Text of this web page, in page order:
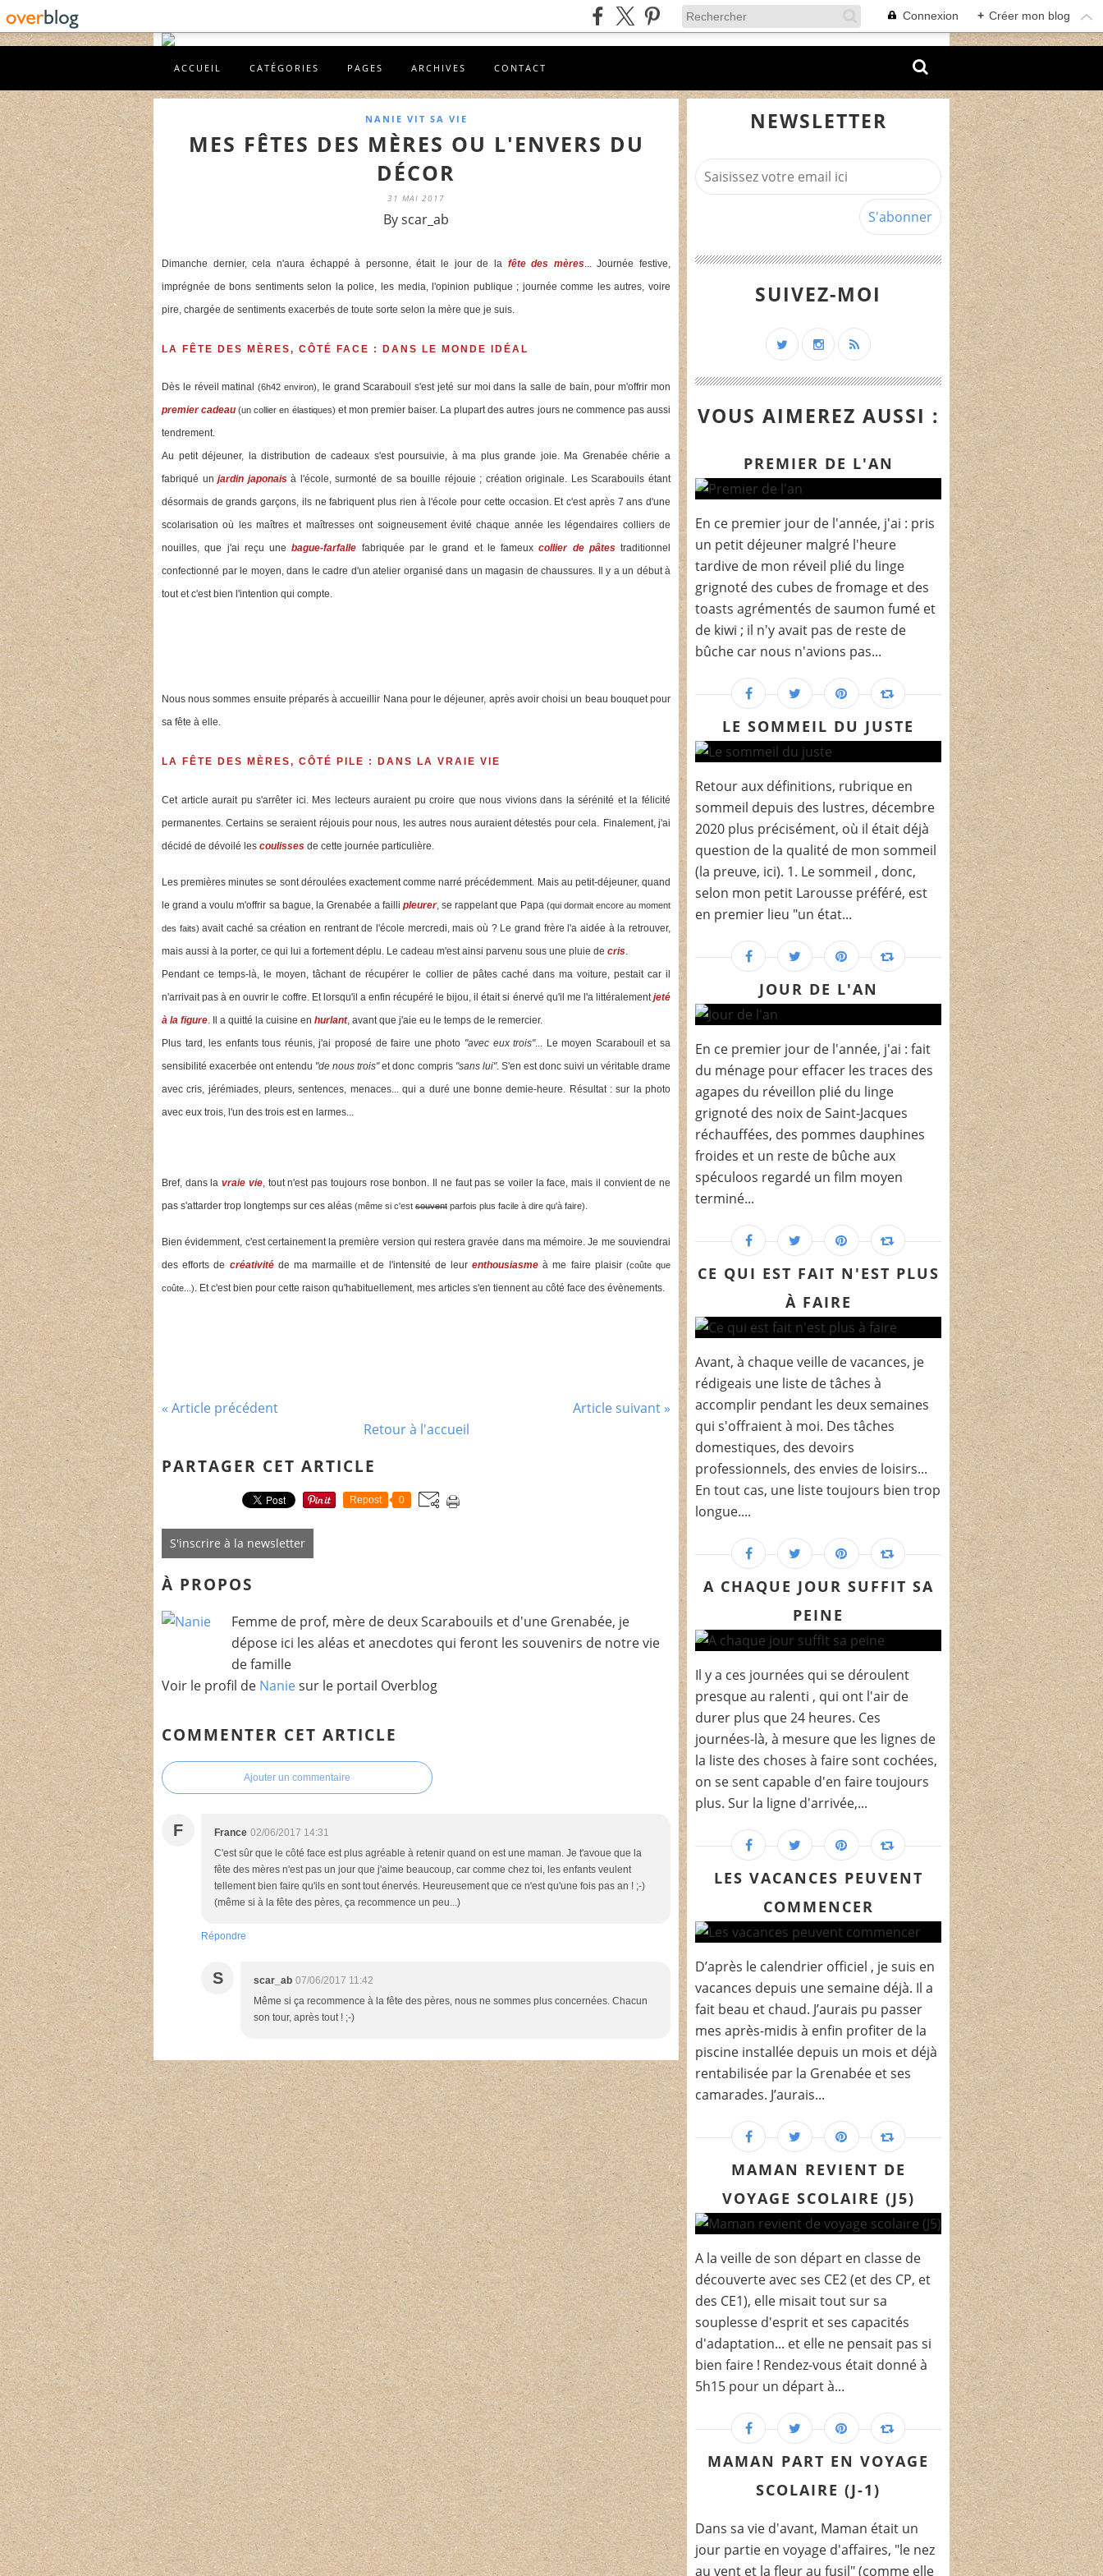
Connexion + Créer mon blog
ACCUEIL CATÉGORIES PAGES ARCHIVES CONTACT
NANIE VIT SA VIE
MES FÊTES DES MÈRES OU L'ENVERS DU
DÉCOR
31 MAI 2017
By scar_ab
Dimanche dernier, cela n'aura échappé à personne, était le jour de la fête des mères... Journée festive,
imprégnée de bons sentiments selon la police, les media, l'opinion publique ; journée comme les autres, voire
pire, chargée de sentiments exacerbés de toute sorte selon la mère que je suis.
LA FÊTE DES MÈRES, CÔTÉ FACE : DANS LE MONDE IDÉAL
Dès le réveil matinal(6h42 environ), le grand Scarabouil s'est jeté sur moi dans la salle de bain, pour m'offrir mon
premier cadeau (un collier en élastiques) et mon premier baiser. La plupart des autres jours ne commence pas aussi
tendrement.
Au petit déjeuner, la distribution de cadeaux s'est poursuivie, à ma plus grande joie. Ma Grenabée chérie a
fabriqué unjardin japonaisà l'école, surmonté de sa bouille réjouie ; création originale. Les Scarabouils étant
désormais de grands garçons, ils ne fabriquent plus rien à l'école pour cette occasion. Et c'est après 7 ans d'une
scolarisation où les maîtres et maîtresses ont soigneusement évité chaque année les légendaires colliers de
nouilles, que j'ai reçu unebague-farfalle fabriquée par le grand et le fameuxcollier de pâtestraditionnel
confectionné par le moyen, dans le cadre d'un atelier organisé dans un magasin de chaussures. Il y a un début à
tout et c'est bien l'intention qui compte.
Nous nous sommes ensuite préparés à accueillir Nana pour le déjeuner, après avoir choisi un beau bouquet pour
sa fête à elle.
LA FÊTE DES MÈRES, CÔTÉ PILE : DANS LA VRAIE VIE
Cet article aurait pu s'arrêter ici. Mes lecteurs auraient pu croire que nous vivions dans la sérénité et la félicité
permanentes. Certains se seraient réjouis pour nous, les autres nous auraient détestés pour cela. Finalement, j'ai
décidé de dévoilé les coulisses de cette journée particulière.
Les premières minutes se sont déroulées exactement comme narré précédemment. Mais au petit-déjeuner, quand
le grand a voulu m'offrir sa bague, la Grenabée a faillipleurer, se rappelant que Papa (qui dormait encore au moment
des faits) avait caché sa création en rentrant de l'école mercredi, mais où ? Le grand frère l'a aidée à la retrouver,
mais aussi à la porter, ce qui lui a fortement déplu. Le cadeau m'est ainsi parvenu sous une pluie de cris.
Pendant ce temps-là, le moyen, tâchant de récupérer le collier de pâtes caché dans ma voiture, pestait car il
n'arrivait pas à en ouvrir le coffre. Et lorsqu'il a enfin récupéré le bijou, il était si énervé qu'il me l'a littéralementjeté
à la figure. Il a quitté la cuisine en hurlant, avant que j'aie eu le temps de le remercier.
Plus tard, les enfants tous réunis, j'ai proposé de faire une photo "avec eux trois"... Le moyen Scarabouil et sa
sensibilité exacerbée ont entendu "de nous trois"et donc compris "sans lui". S'en est donc suivi un véritable drame
avec cris, jérémiades, pleurs, sentences, menaces... qui a duré une bonne demie-heure. Résultat : sur la photo
avec eux trois, l'un des trois est en larmes...
Bref, dans lavraie vie, tout n'est pas toujours rose bonbon. Il ne faut pas se voiler la face, mais il convient de ne
pas s'attarder trop longtemps sur ces aléas (même si c'est souvent parfois plus facile à dire qu'à faire).
Bien évidemment, c'est certainement la première version qui restera gravée dans ma mémoire. Je me souviendrai
des efforts de créativité de ma marmaille et de l'intensité de leurenthousiasmeà me faire plaisir (coûte que
coûte...). Et c'est bien pour cette raison qu'habituellement, mes articles s'en tiennent au côté face des évènements.
« Article précédent
Article suivant »
Retour à l'accueil
PARTAGER CET ARTICLE
Repost 0
S'inscrire à la newsletter
À PROPOS
Femme de prof, mère de deux Scarabouils et d'une Grenabée, je
dépose ici les aléas et anecdotes qui feront les souvenirs de notre vie
de famille
Voir le profil de Naniesur le portail Overblog
COMMENTER CET ARTICLE
Ajouter un commentaire
F France 02/06/2017 14:31
C'est sûr que le côté face est plus agréable à retenir quand on est une maman. Je t'avoue que la
fête des mères n'est pas un jour que j'aime beaucoup, car comme chez toi, les enfants veulent
tellement bien faire qu'ils en sont tout énervés. Heureusement que ce n'est qu'une fois pas an ! ;-)
(même si à la fête des pères, ça recommence un peu...)
Répondre
S scar_ab 07/06/2017 11:42
Même si ça recommence à la fête des pères, nous ne sommes plus concernées. Chacun
son tour, après tout ! ;-)
NEWSLETTER
SUIVEZ-MOI
VOUS AIMEREZ AUSSI :
PREMIER DE L'AN
En ce premier jour de l'année, j'ai : pris
un petit déjeuner malgré l'heure
tardive de mon réveil plié du linge
grignoté des cubes de fromage et des
toasts agrémentés de saumon fumé et
de kiwi ; il n'y avait pas de reste de
bûche car nous n'avions pas...
LE SOMMEIL DU JUSTE
Retour aux définitions, rubrique en
sommeil depuis des lustres, décembre
2020 plus précisément, où il était déjà
question de la qualité de mon sommeil
(la preuve, ici). 1. Le sommeil , donc,
selon mon petit Larousse préféré, est
en premier lieu "un état...
JOUR DE L'AN
En ce premier jour de l'année, j'ai : fait
du ménage pour effacer les traces des
agapes du réveillon plié du linge
grignoté des noix de Saint-Jacques
réchauffées, des pommes dauphines
froides et un reste de bûche aux
spéculoos regardé un film moyen
terminé...
CE QUI EST FAIT N'EST PLUS
À FAIRE
Avant, à chaque veille de vacances, je
rédigeais une liste de tâches à
accomplir pendant les deux semaines
qui s'offraient à moi. Des tâches
domestiques, des devoirs
professionnels, des envies de loisirs...
En tout cas, une liste toujours bien trop
longue....
A CHAQUE JOUR SUFFIT SA
PEINE
Il y a ces journées qui se déroulent
presque au ralenti , qui ont l'air de
durer plus que 24 heures. Ces
journées-là, à mesure que les lignes de
la liste des choses à faire sont cochées,
on se sent capable d'en faire toujours
plus. Sur la ligne d'arrivée,...
LES VACANCES PEUVENT
COMMENCER
D’après le calendrier officiel , je suis en
vacances depuis une semaine déjà. Il a
fait beau et chaud. J’aurais pu passer
mes après-midis à enfin profiter de la
piscine installée depuis un mois et déjà
rentabilisée par la Grenabée et ses
camarades. J’aurais...
MAMAN REVIENT DE
VOYAGE SCOLAIRE (J5)
A la veille de son départ en classe de
découverte avec ses CE2 (et des CP, et
des CE1), elle misait tout sur sa
souplesse d'esprit et ses capacités
d'adaptation... et elle ne pensait pas si
bien faire ! Rendez-vous était donné à
5h15 pour un départ à...
MAMAN PART EN VOYAGE
SCOLAIRE (J-1)
Dans sa vie d'avant, Maman était un
jour partie en voyage d'affaires, "le nez
au vent et la fleur au fusil" (comme elle